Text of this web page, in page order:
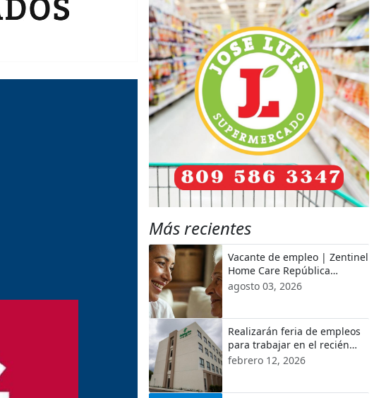
Más recientes
Vacante de empleo | Zentinel
Home Care República
Dominicana
agosto 03, 2026
Realizarán feria de empleos
para trabajar en el recién
inaugurado Hotel Holiday Inn
febrero 12, 2026